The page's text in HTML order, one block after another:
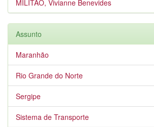
MILITÃO, Vivianne Benevides
Assunto
Maranhão
Rio Grande do Norte
Sergipe
Sistema de Transporte